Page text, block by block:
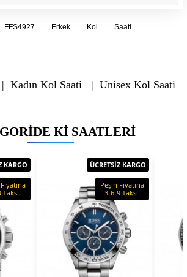
FFS4927 Erkek Kol Saati
Kadın Kol Saati| Unisex Kol Saati
KI SAATLERI
KARGO
Taksit
ÜCRETSİZ KARGO
Peşin Fiyatına
3-6-9 Taksit